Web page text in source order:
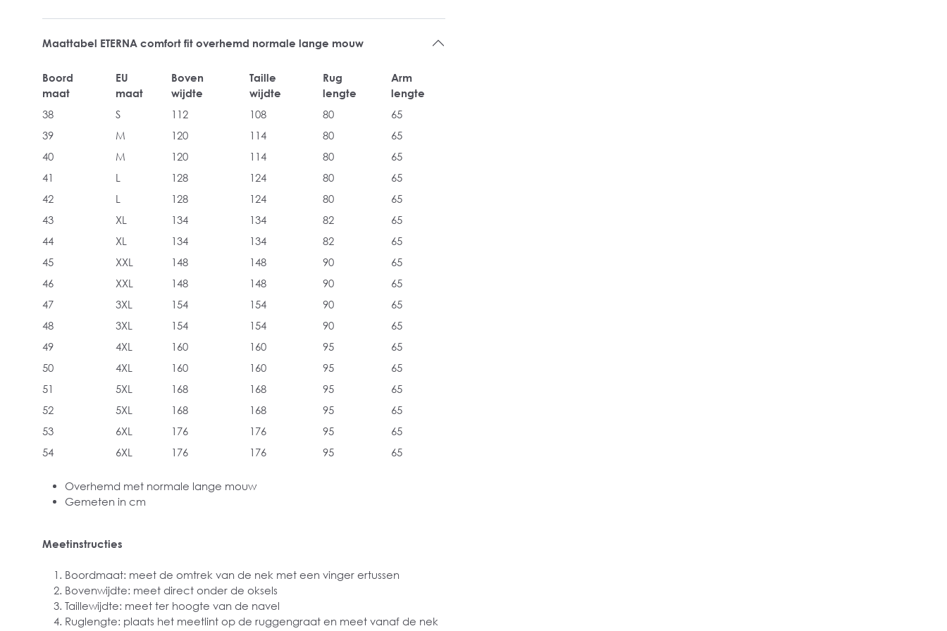
Maattabel ETERNA comfort fit overhemd normale lange mouw
Boord
maat
EU
maat
Boven
wijdte
Taille
wijdte
Rug
lengte
Arm
lengte
38
S 112 108 80
65
39
M 120 114 80
65
40
M 120 114 80
65
41
L 128 124 80
65
42
L 128 124 80
65
43
XL 134 134 82
65
44
XL 134 134 82
65
45
XXL 148 148 90
65
46
XXL 148 148 90
65
47
3XL 154 154 90
65
48
3XL 154 154 90
65
49
4XL 160 160 95
65
50
4XL 160 160 95
65
51
5XL 168 168 95
65
52
5XL 168 168 95
65
53
6XL 176 176 95
65
54
6XL 176 176 95 65
Overhemd met normale lange mouw
Gemeten in cm
Meetinstructies
Boordmaat: meet de omtrek van de nek met een vinger ertussen
Bovenwijdte: meet direct onder de oksels
Taillewijdte: meet ter hoogte van de navel
Ruglengte: plaats het meetlint op de ruggengraat en meet vanaf de nek